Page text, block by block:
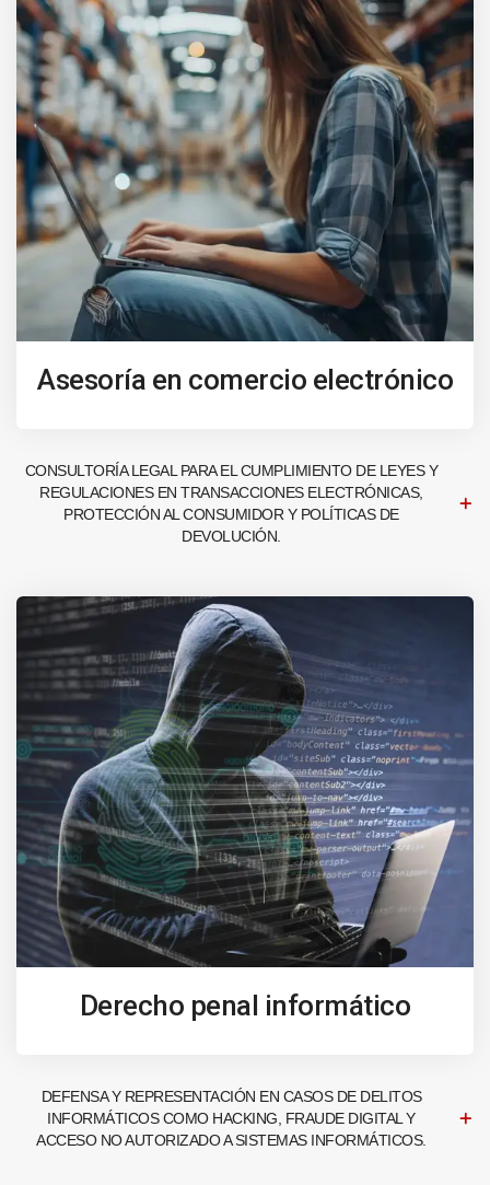
Asesoría en comercio electrónico
CONSULTORÍA LEGAL PARA EL CUMPLIMIENTO DE LEYES Y
REGULACIONES EN TRANSACCIONES ELECTRÓNICAS,
PROTECCIÓN AL CONSUMIDOR Y POLÍTICAS DE
DEVOLUCIÓN.
Derecho penal informático
DEFENSA Y REPRESENTACIÓN EN CASOS DE DELITOS
INFORMÁTICOS COMO HACKING, FRAUDE DIGITAL Y
ACCESO NO AUTORIZADO A SISTEMAS INFORMÁTICOS.